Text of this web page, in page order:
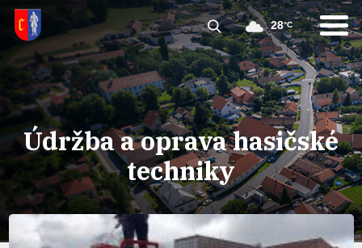
28°C
Údržba a oprava hasičské
techniky